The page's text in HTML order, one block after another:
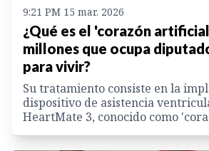
9:21 PM 15 mar. 2026
¿Qué es el 'corazón
millones que ocupa
para vivir?
Su tratamiento consiste en la
dispositivo de asistencia
HeartMate 3, conocido como